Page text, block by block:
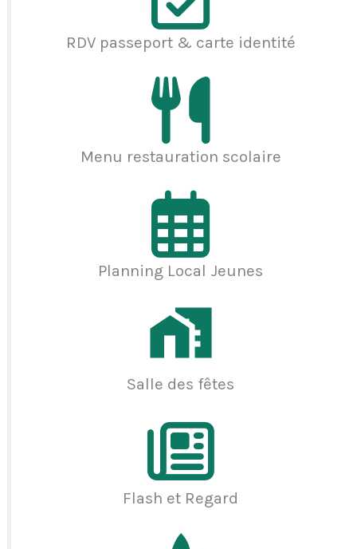
RDV passeport & carte identité
Menu restauration scolaire
Planning Local Jeunes
Salle des fêtes
Flash et Regard